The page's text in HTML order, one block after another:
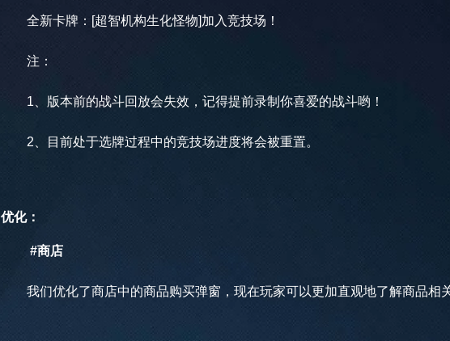
全新卡牌：[超智机构生化怪物]加入竞技场！
注：
1、版本前的战斗回放会失效，记得提前录制你喜爱的战斗哟！
2、目前处于选牌过程中的竞技场进度将会被重置。
优化：
#商店
我们优化了商店中的商品购买弹窗，现在玩家可以更加直观地了解商品相关